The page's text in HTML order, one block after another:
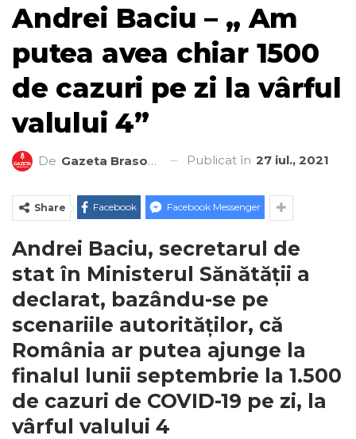
Andrei Baciu – „ Am
putea avea chiar 1500
de cazuri pe zi la vârful
valului 4”
De Gazeta Brasovului Publicat în 27 iul., 2021
Share Facebook Facebook Messenger
Andrei Baciu, secretarul de
stat în Ministerul Sănătății a
declarat, bazându-se pe
scenariile autorităților, că
România ar putea ajunge la
finalul lunii septembrie la 1.500
de cazuri de COVID-19 pe zi, la
vârful valului 4